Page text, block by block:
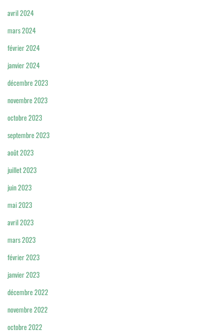
avril 2024
mars 2024
février 2024
janvier 2024
décembre 2023
novembre 2023
octobre 2023
septembre 2023
août 2023
juillet 2023
juin 2023
mai 2023
avril 2023
mars 2023
février 2023
janvier 2023
décembre 2022
novembre 2022
octobre 2022